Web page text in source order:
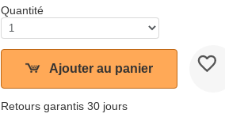
Quantité
Ajouter au panier
Retours garantis 30 jours